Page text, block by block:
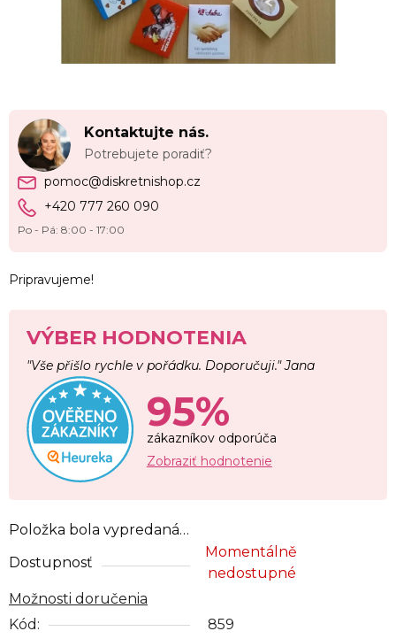
Pripravujeme!
VÝBER HODNOTENIA
"Vše přišlo rychle v pořádku. Doporučuji." Jana
95%
zákazníkov odporúča
Zobraziť hodnotenie
Položka bola vypredaná…
Dostupnosť
Momentálně
nedostupné
Možnosti doručenia
Kód:
859
Kontaktujte nás.
Potrebujete poradiť?
pomoc@diskretnishop.cz
+420 777 260 090
Po - Pá: 8:00 - 17:00